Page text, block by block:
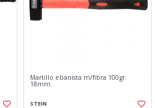
Martillo ebanista m/fibra 100gr.
18mm.
STEIN